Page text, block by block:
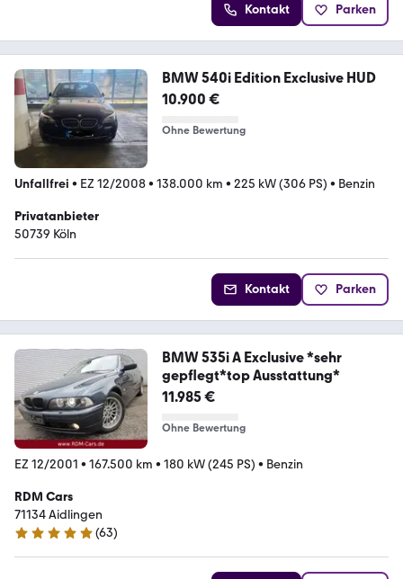
Kontakt Parken
BMW 540i Edition Exclusive HUD
10.900 €
Ohne Bewertung
Unfallfrei • EZ 12/2008• 138.000 km • 225 kW (306 PS) • Benzin
Privatanbieter
50739 Köln
Kontakt Parken
BMW 535i A Exclusive *sehr
gepflegt*top Ausstattung*
11.985 €
Ohne Bewertung
EZ 12/2001 • 167.500 km • 180 kW (245 PS) • Benzin
RDM Cars
71134 Aidlingen
5 Sterne
(63)